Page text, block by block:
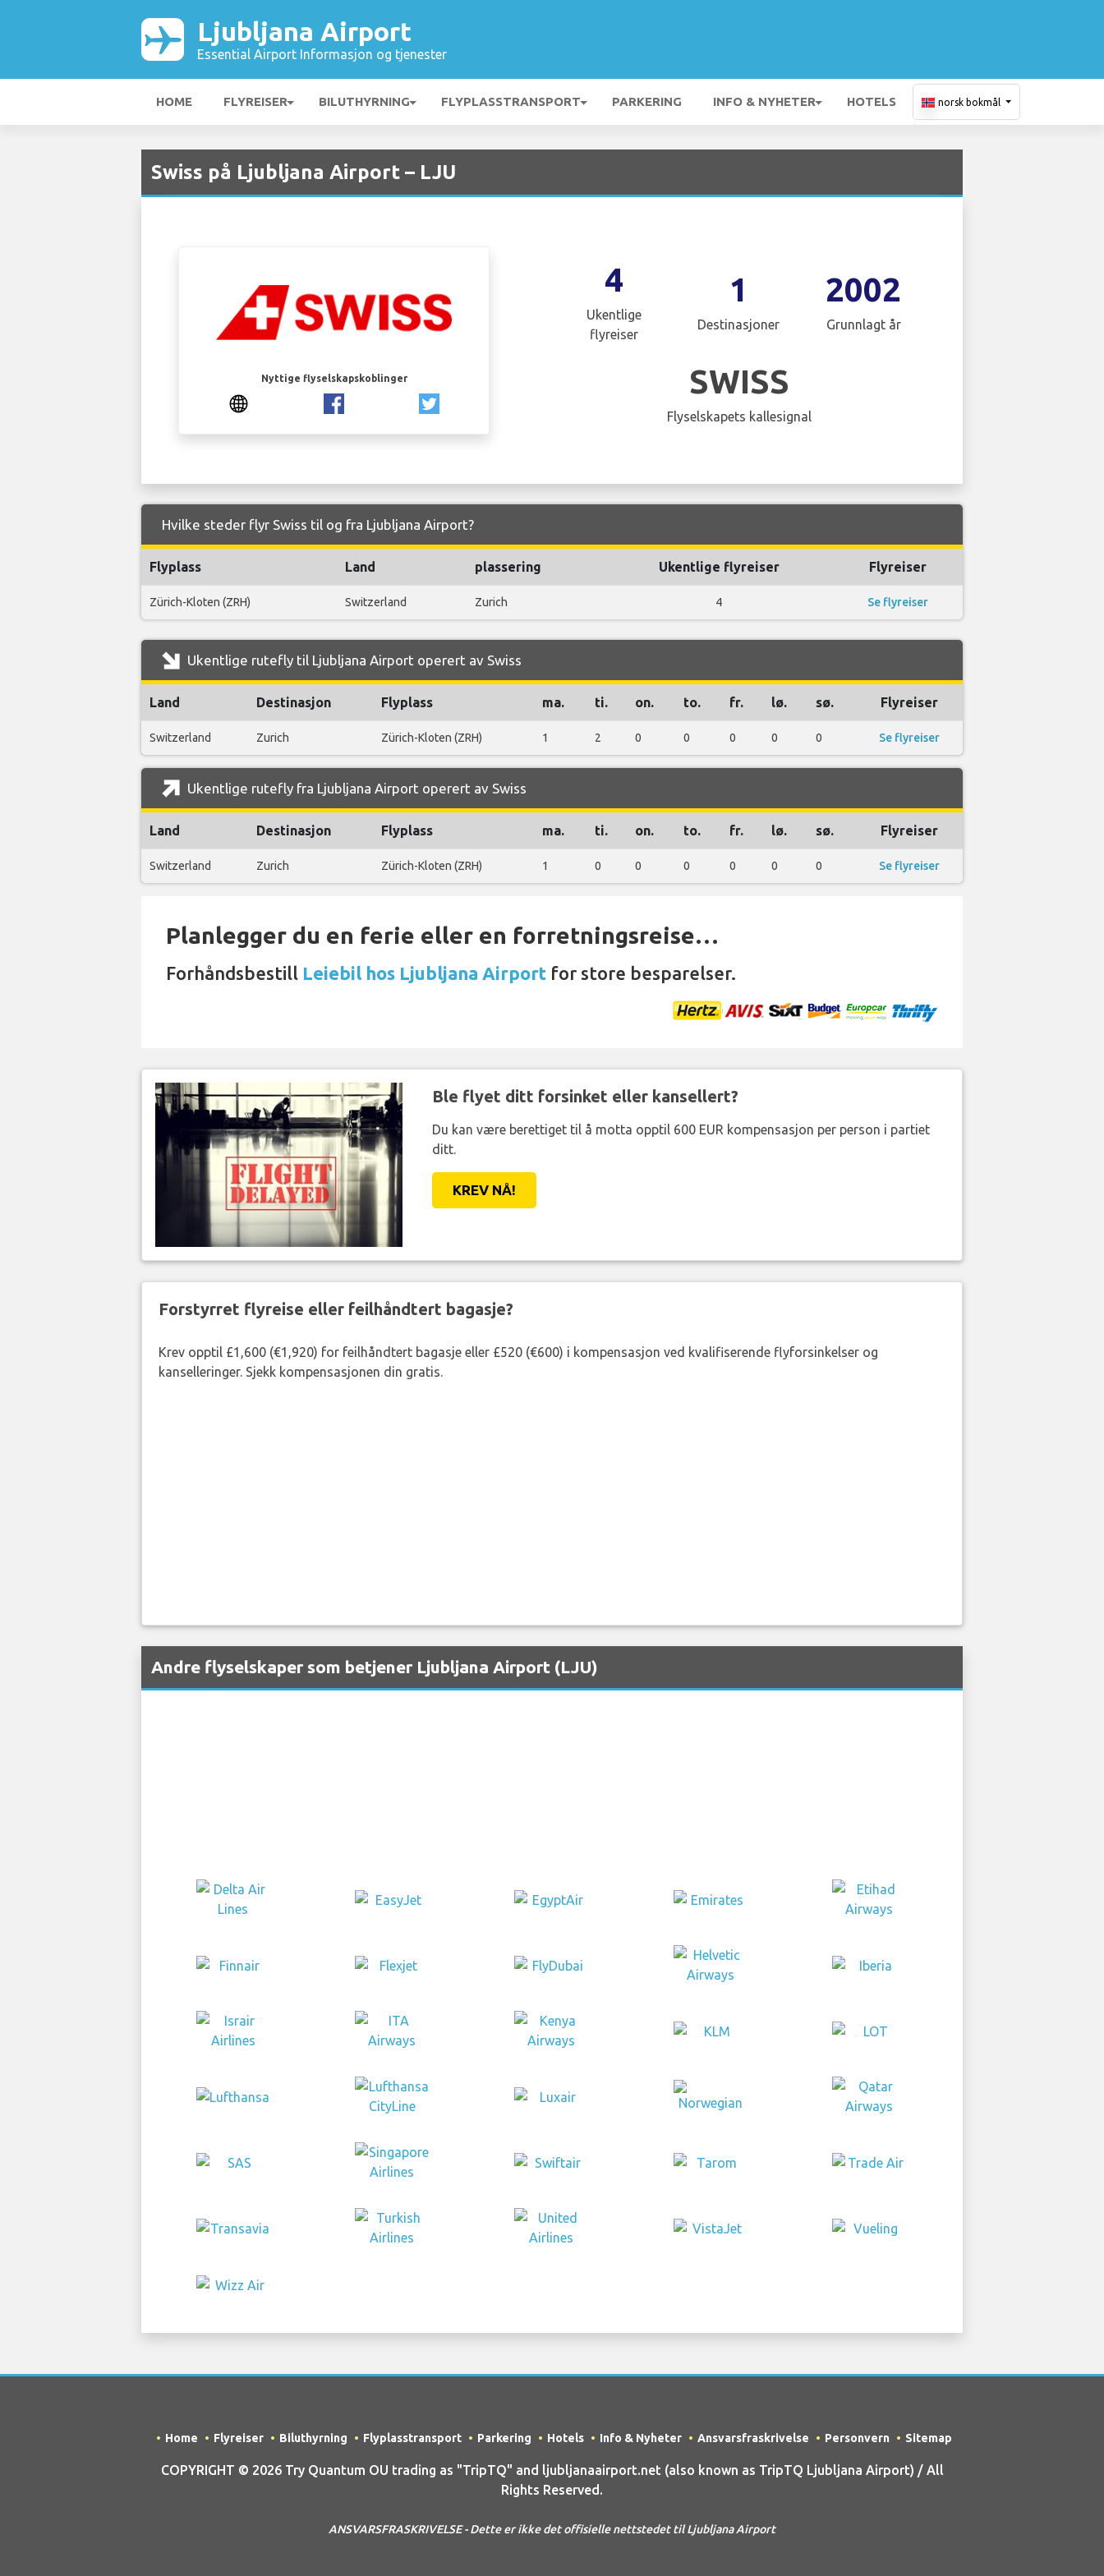
Ljubljana Airport
Essential Airport Informasjon og tjenester
HOME FLYREISER BILUTHYRNING FLYPLASSTRANSPORT PARKERING INFO & NYHETER HOTELS norsk bokmål
Swiss på Ljubljana Airport – LJU
Nyttige flyselskapskoblinger
4
Ukentlige
flyreiser
1
Destinasjoner
2002
Grunnlagt år
SWISS
Flyselskapets kallesignal
Hvilke steder flyr Swiss til og fra Ljubljana Airport?
Flyplass Land plassering Ukentlige flyreiser Flyreiser
Zürich-Kloten (ZRH) Switzerland Zurich 4 Se flyreiser
Ukentlige rutefly til Ljubljana Airport operert av Swiss
Land Destinasjon Flyplass ma. ti. on. to. fr. lø. sø. Flyreiser
Switzerland Zurich Zürich-Kloten (ZRH) 1 2 0 0 0 0 0 Se flyreiser
Ukentlige rutefly fra Ljubljana Airport operert av Swiss
Land Destinasjon Flyplass ma. ti. on. to. fr. lø. sø. Flyreiser
Switzerland Zurich Zürich-Kloten (ZRH) 1 0 0 0 0 0 0 Se flyreiser
Planlegger du en ferie eller en forretningsreise…
Forhåndsbestill Leiebil hos Ljubljana Airport for store besparelser.
Ble flyet ditt forsinket eller kansellert?
Du kan være berettiget til å motta opptil 600 EUR kompensasjon per person i partiet
ditt.
KREV NÅ!
Forstyrret flyreise eller feilhåndtert bagasje?
Krev opptil £1,600 (€1,920) for feilhåndtert bagasje eller £520 (€600) i kompensasjon ved kvalifiserende flyforsinkelser og
kanselleringer. Sjekk kompensasjonen din gratis.
Andre flyselskaper som betjener Ljubljana Airport (LJU)
Home Flyreiser Biluthyrning Flyplasstransport Parkering Hotels Info & Nyheter Ansvarsfraskrivelse Personvern Sitemap
COPYRIGHT © 2026 Try Quantum OU trading as "TripTQ" and ljubljanaairport.net (also known as TripTQ Ljubljana Airport) / All
Rights Reserved.
ANSVARSFRASKRIVELSE - Dette er ikke det offisielle nettstedet til Ljubljana Airport